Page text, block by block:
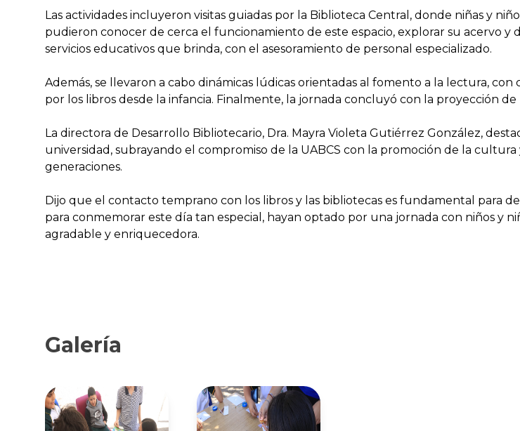
Las actividades incluyeron visitas guiadas por la Biblioteca Central, donde niñas y
pudieron conocer de cerca el funcionamiento de este espacio, explorar su acervo y
servicios educativos que brinda, con el asesoramiento de personal especializado.
Además, se llevaron a cabo dinámicas lúdicas orientadas al fomento a la lectura,
por los libros desde la infancia. Finalmente, la jornada concluyó con la proyección
La directora de Desarrollo Bibliotecario, Dra. Mayra Violeta Gutiérrez González,
universidad, subrayando el compromiso de la UABCS con la promoción de la
generaciones.
Dijo que el contacto temprano con los libros y las bibliotecas es fundamental para
para conmemorar este día tan especial, hayan optado por una jornada con niños y
agradable y enriquecedora.
Galería